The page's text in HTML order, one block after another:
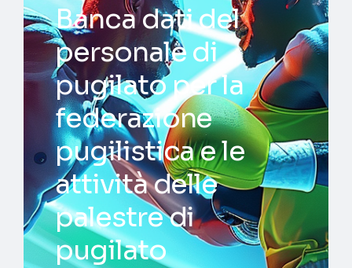
Banca dati del
personale di
pugilato per la
federazione
pugilistica e le
attività delle
palestre di
pugilato